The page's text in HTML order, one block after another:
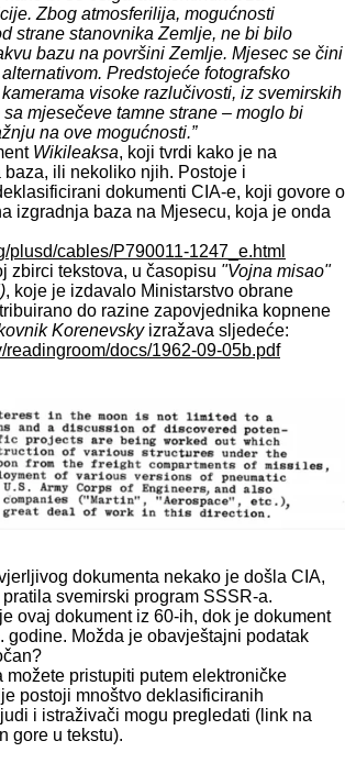
Zbog atmosferilija, mogućnosti
strane stanovnika Zemlje, ne bi bilo
bazu na površini Zemlje. Mjesec se čini
Predstojeće fotografsko
visoke razlučivosti, iz svemirskih
mjesečeve tamne strane – moglo bi
na ove mogućnosti.”
Wikileaksa, koji tvrdi kako je na
baza, ili nekoliko njih. Postoje i
dokumenti CIA-e, koji govore o
izgradnja baza na Mjesecu, koja je onda
plusd/cables/P790011-1247_e.html
zbirci tekstova, u časopisu "Vojna misao"
, koje je izdavalo Ministarstvo obrane
do razine zapovjednika kopnene
Korenevskyizražava sljedeće:
readingroom/docs/1962-09-05b.pdf
dokumenta nekako je došla CIA,
svemirski program SSSR-a.
ovaj dokument iz 60-ih, dok je dokument
godine. Možda je obavještajni podatak
možete pristupiti putem elektroničke
postoji mnoštvo deklasificiranih
i istraživači mogu pregledati (link na
gore u tekstu).